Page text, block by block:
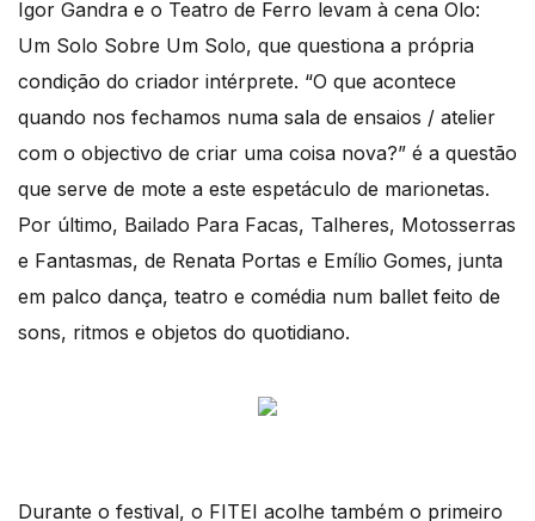
Igor Gandra e o Teatro de Ferro levam à cena Olo:
Um Solo Sobre Um Solo, que questiona a própria
condição do criador intérprete. “O que acontece
quando nos fechamos numa sala de ensaios / atelier
com o objectivo de criar uma coisa nova?” é a questão
que serve de mote a este espetáculo de marionetas.
Por último, Bailado Para Facas, Talheres, Motosserras
e Fantasmas, de Renata Portas e Emílio Gomes, junta
em palco dança, teatro e comédia num ballet feito de
sons, ritmos e objetos do quotidiano.
Durante o festival, o FITEI acolhe também o primeiro